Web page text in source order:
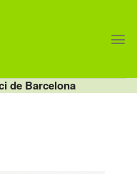
de Barcelona